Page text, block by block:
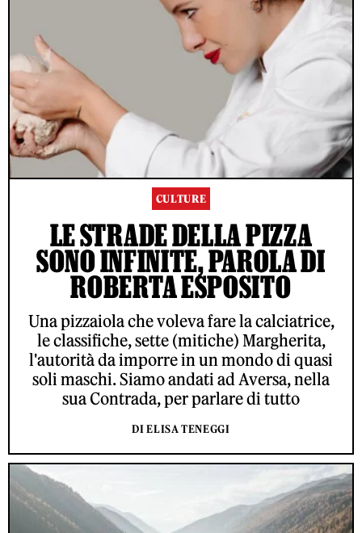
CULTURE
LE STRADE DELLA PIZZA
SONO INFINITE, PAROLA DI
ROBERTA ESPOSITO
Una pizzaiola che voleva fare la calciatrice,
le classifiche, sette (mitiche) Margherita,
l'autorità da imporre in un mondo di quasi
soli maschi. Siamo andati ad Aversa, nella
sua Contrada, per parlare di tutto
DI ELISA TENEGGI